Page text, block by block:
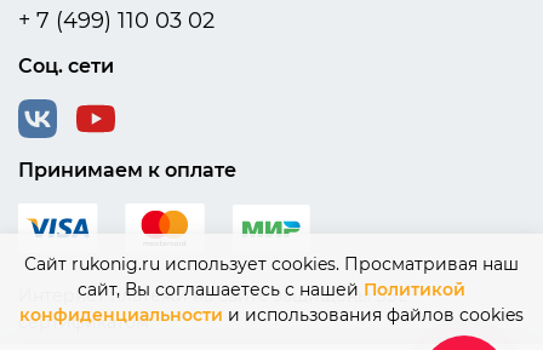
+ 7 (499) 110 03 02
Соц. сети
Принимаем к оплате
Интернет платежи на сайте защищены SSL
сертификатом
Сайт rukonig.ru использует cookies. Просматривая наш
сайт, Вы соглашаетесь с нашей Политикой
конфиденциальности и использования файлов cookies